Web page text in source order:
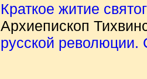
Краткое житие
Архиепископ
русской революции.